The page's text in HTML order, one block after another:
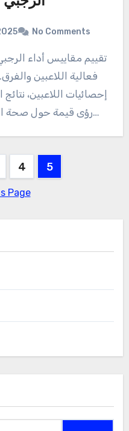
No Comments
تقييم مقاييس أداء الرجبي في فيتنام أمر ضروري لفهم
فعالية اللاعبين
إحصائيات اللاعبين،
رؤى قيمة حول صحة الرياضة وشعبيتها. من خلال…
4 5
Page